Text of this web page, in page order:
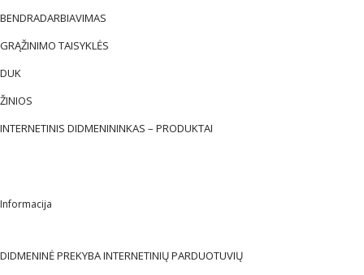
BENDRADARBIAVIMAS
GRĄŽINIMO TAISYKLĖS
DUK
ŽINIOS
INTERNETINIS DIDMENININKAS – PRODUKTAI
Informacija
DIDMENINĖ PREKYBA INTERNETINIŲ PARDUOTUVIŲ